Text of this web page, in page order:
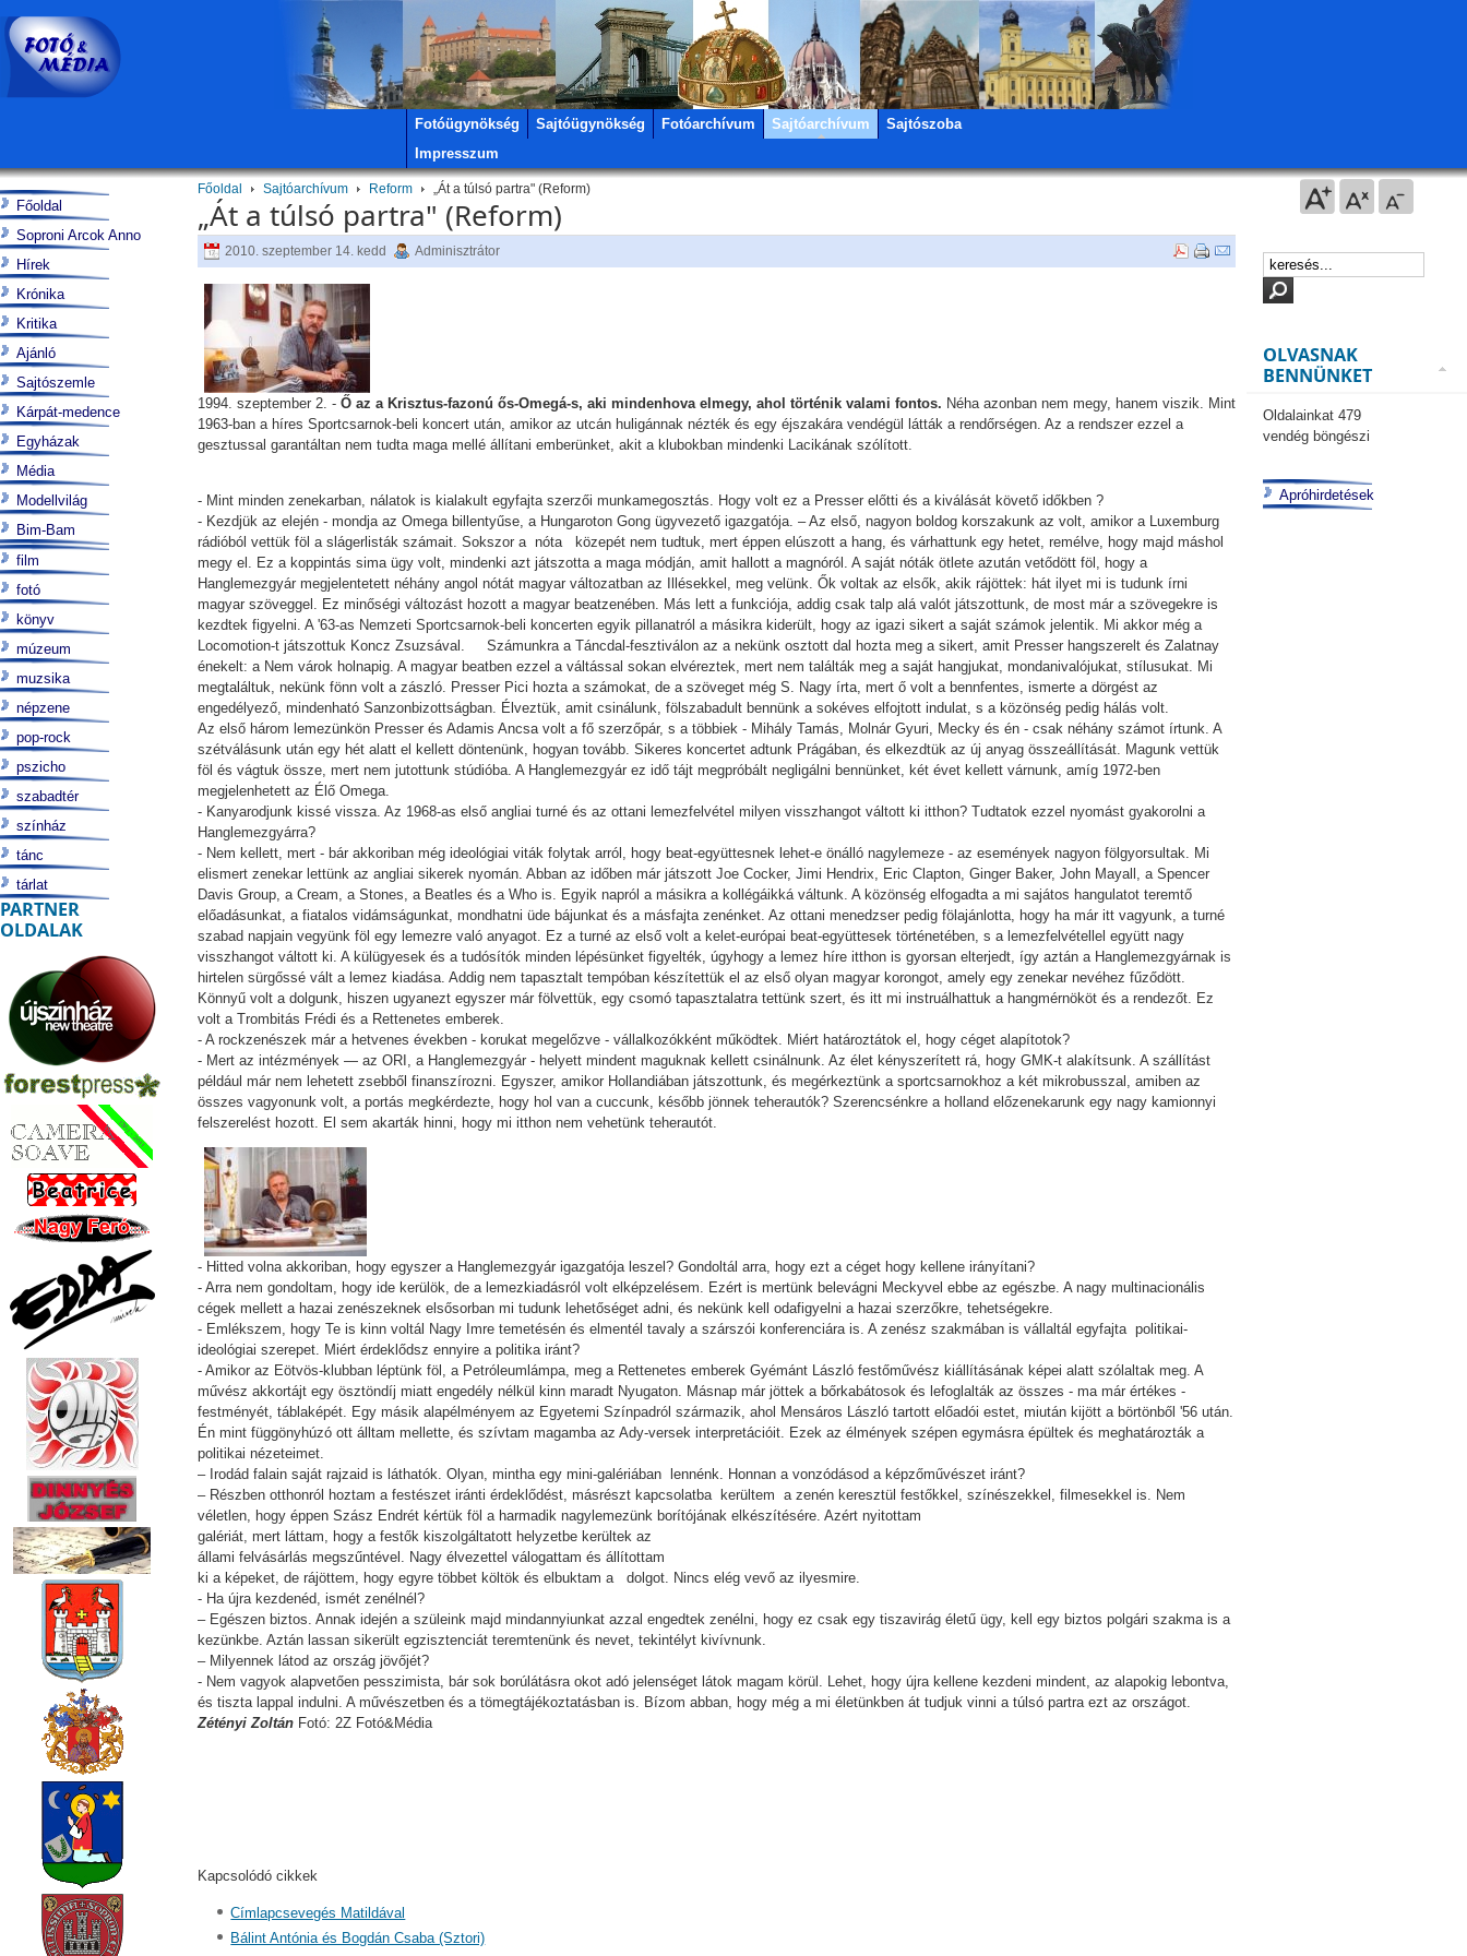
Fotóügynökség Sajtóügynökség Fotóarchívum Sajtóarchívum
Sajtószoba
Impresszum
Főoldal Sajtóarchívum Reform „Át a túlsó partra" (Reform)
„Át a túlsó partra" (Reform)
2010. szeptember 14. kedd Adminisztrátor
1994. szeptember 2. -Ő az a Krisztus-fazonú ős-Omegá-s, aki mindenhova elmegy, ahol történik valami fontos. Néha azonban nem megy, hanem viszik. Mint
1963-ban a híres Sportcsarnok-beli koncert után, amikor az utcán huligánnak nézték és egy éjszakára vendégül látták a rendőrségen. Az a rendszer ezzel a
gesztussal garantáltan nem tudta maga mellé állítani emberünket, akit a klubokban mindenki Lacikának szólított.
- Mint minden zenekarban, nálatok is kialakult egyfajta szerzői munkamegosztás. Hogy volt ez a Presser előtti és a kiválását követő időkben ?
- Kezdjük az elején - mondja az Omega billentyűse, a Hungaroton Gong ügyvezető igazgatója. – Az első, nagyon boldog korszakunk az volt, amikor a Luxemburg
rádióból vettük föl a slágerlisták számait. Sokszor a nóta közepét nem tudtuk, mert éppen elúszott a hang, és várhattunk egy hetet, remélve, hogy majd máshol
megy el. Ez a koppintás sima ügy volt, mindenki azt játszotta a maga módján, amit hallott a magnóról. A saját nóták ötlete azután vetődött föl, hogy a
Hanglemezgyár megjelentetett néhány angol nótát magyar változatban az Illésekkel, meg velünk. Ők voltak az elsők, akik rájöttek: hát ilyet mi is tudunk írni
magyar szöveggel. Ez minőségi változást hozott a magyar beatzenében. Más lett a funkciója, addig csak talp alá valót játszottunk, de most már a szövegekre is
kezdtek figyelni. A '63-as Nemzeti Sportcsarnok-beli koncerten egyik pillanatról a másikra kiderült, hogy az igazi sikert a saját számok jelentik. Mi akkor még a
Locomotion-t játszottuk Koncz Zsuzsával. Számunkra a Táncdal-fesztiválon az a nekünk osztott dal hozta meg a sikert, amit Presser hangszerelt és Zalatnay
énekelt: a Nem várok holnapig. A magyar beatben ezzel a váltással sokan elvéreztek, mert nem találták meg a saját hangjukat, mondanivalójukat, stílusukat. Mi
megtaláltuk, nekünk fönn volt a zászló. Presser Pici hozta a számokat, de a szöveget még S. Nagy írta, mert ő volt a bennfentes, ismerte a dörgést az
engedélyező, mindenható Sanzonbizottságban. Élveztük, amit csinálunk, fölszabadult bennünk a sokéves elfojtott indulat, s a közönség pedig hálás volt.
Az első három lemezünkön Presser és Adamis Ancsa volt a fő szerzőpár, s a többiek - Mihály Tamás, Molnár Gyuri, Mecky és én - csak néhány számot írtunk. A
szétválásunk után egy hét alatt el kellett döntenünk, hogyan tovább. Sikeres koncertet adtunk Prágában, és elkezdtük az új anyag összeállítását. Magunk vettük
föl és vágtuk össze, mert nem jutottunk stúdióba. A Hanglemezgyár ez idő tájt megpróbált negligálni bennünket, két évet kellett várnunk, amíg 1972-ben
megjelenhetett az Élő Omega.
- Kanyarodjunk kissé vissza. Az 1968-as első angliai turné és az ottani lemezfelvétel milyen visszhangot váltott ki itthon? Tudtatok ezzel nyomást gyakorolni a
Hanglemezgyárra?
- Nem kellett, mert - bár akkoriban még ideológiai viták folytak arról, hogy beat-együttesnek lehet-e önálló nagylemeze - az események nagyon fölgyorsultak. Mi
elismert zenekar lettünk az angliai sikerek nyomán. Abban az időben már játszott Joe Cocker, Jimi Hendrix, Eric Clapton, Ginger Baker, John Mayall, a Spencer
Davis Group, a Cream, a Stones, a Beatles és a Who is. Egyik napról a másikra a kollégáikká váltunk. A közönség elfogadta a mi sajátos hangulatot teremtő
előadásunkat, a fiatalos vidámságunkat, mondhatni üde bájunkat és a másfajta zenénket. Az ottani menedzser pedig fölajánlotta, hogy ha már itt vagyunk, a turné
szabad napjain vegyünk föl egy lemezre való anyagot. Ez a turné az első volt a kelet-európai beat-együttesek történetében, s a lemezfelvétellel együtt nagy
visszhangot váltott ki. A külügyesek és a tudósítók minden lépésünket figyelték, úgyhogy a lemez híre itthon is gyorsan elterjedt, így aztán a Hanglemezgyárnak is
hirtelen sürgőssé vált a lemez kiadása. Addig nem tapasztalt tempóban készítettük el az első olyan magyar korongot, amely egy zenekar nevéhez fűződött.
Könnyű volt a dolgunk, hiszen ugyanezt egyszer már fölvettük, egy csomó tapasztalatra tettünk szert, és itt mi instruálhattuk a hangmérnököt és a rendezőt. Ez
volt a Trombitás Frédi és a Rettenetes emberek.
- A rockzenészek már a hetvenes években - korukat megelőzve - vállalkozókként működtek. Miért határoztátok el, hogy céget alapítotok?
- Mert az intézmények — az ORI, a Hanglemezgyár - helyett mindent maguknak kellett csinálnunk. Az élet kényszerített rá, hogy GMK-t alakítsunk. A szállítást
például már nem lehetett zsebből finanszírozni. Egyszer, amikor Hollandiában játszottunk, és megérkeztünk a sportcsarnokhoz a két mikrobusszal, amiben az
összes vagyonunk volt, a portás megkérdezte, hogy hol van a cuccunk, később jönnek teherautók? Szerencsénkre a holland előzenekarunk egy nagy kamionnyi
felszerelést hozott. El sem akarták hinni, hogy mi itthon nem vehetünk teherautót.
- Hitted volna akkoriban, hogy egyszer a Hanglemezgyár igazgatója leszel? Gondoltál arra, hogy ezt a céget hogy kellene irányítani?
- Arra nem gondoltam, hogy ide kerülök, de a lemezkiadásról volt elképzelésem. Ezért is mertünk belevágni Meckyvel ebbe az egészbe. A nagy multinacionális
cégek mellett a hazai zenészeknek elsősorban mi tudunk lehetőséget adni, és nekünk kell odafigyelni a hazai szerzőkre, tehetségekre.
- Emlékszem, hogy Te is kinn voltál Nagy Imre temetésén és elmentél tavaly a szárszói konferenciára is. A zenész szakmában is vállaltál egyfajta politikai-
ideológiai szerepet. Miért érdeklődsz ennyire a politika iránt?
- Amikor az Eötvös-klubban léptünk föl, a Petróleumlámpa, meg a Rettenetes emberek Gyémánt László festőművész kiállításának képei alatt szólaltak meg. A
művész akkortájt egy ösztöndíj miatt engedély nélkül kinn maradt Nyugaton. Másnap már jöttek a bőrkabátosok és lefoglalták az összes - ma már értékes -
festményét, táblaképét. Egy másik alapélményem az Egyetemi Színpadról származik, ahol Mensáros László tartott előadói estet, miután kijött a börtönből '56 után.
Én mint függönyhúzó ott álltam mellette, és szívtam magamba az Ady-versek interpretációit. Ezek az élmények szépen egymásra épültek és meghatározták a
politikai nézeteimet.
– Irodád falain saját rajzaid is láthatók. Olyan, mintha egy mini-galériában lennénk. Honnan a vonzódásod a képzőművészet iránt?
– Részben otthonról hoztam a festészet iránti érdeklődést, másrészt kapcsolatba kerültem a zenén keresztül festőkkel, színészekkel, filmesekkel is. Nem
véletlen, hogy éppen Szász Endrét kértük föl a harmadik nagylemezünk borítójának elkészítésére. Azért nyitottam
galériát, mert láttam, hogy a festők kiszolgáltatott helyzetbe kerültek az
állami felvásárlás megszűntével. Nagy élvezettel válogattam és állítottam
ki a képeket, de rájöttem, hogy egyre többet költök és elbuktam a dolgot. Nincs elég vevő az ilyesmire.
- Ha újra kezdenéd, ismét zenélnél?
– Egészen biztos. Annak idején a szüleink majd mindannyiunkat azzal engedtek zenélni, hogy ez csak egy tiszavirág életű ügy, kell egy biztos polgári szakma is a
kezünkbe. Aztán lassan sikerült egzisztenciát teremtenünk és nevet, tekintélyt kivívnunk.
– Milyennek látod az ország jövőjét?
- Nem vagyok alapvetően pesszimista, bár sok borúlátásra okot adó jelenséget látok magam körül. Lehet, hogy újra kellene kezdeni mindent, az alapokig lebontva,
és tiszta lappal indulni. A művészetben és a tömegtájékoztatásban is. Bízom abban, hogy még a mi életünkben át tudjuk vinni a túlsó partra ezt az országot.
Zétényi Zoltán Fotó: 2Z Fotó&Média
Kapcsolódó cikkek
Címlapcsevegés Matildával
Bálint Antónia és Bogdán Csaba (Sztori)
Főoldal
Soproni Arcok Anno
Hírek
Krónika
Kritika
Ajánló
Sajtószemle
Kárpát-medence
Egyházak
Média
Modellvilág
Bim-Bam
film
fotó
könyv
múzeum
muzsika
népzene
pop-rock
pszicho
szabadtér
színház
tánc
tárlat
PARTNER
OLDALAK
OLVASNAK
BENNÜNKET
Oldalainkat 479
vendég böngészi
Apróhirdetések